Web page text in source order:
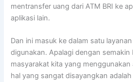
mentransfer uang dari ATM BRI ke
aplikasi lain.
Dan ini masuk ke dalam satu
digunakan. Apalagi dengan semakin
masyarakat kita yang menggunakan
hal yang sangat disayangkan